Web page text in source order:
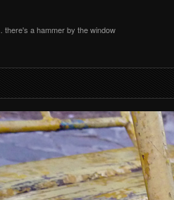
… there's a hammer by the window